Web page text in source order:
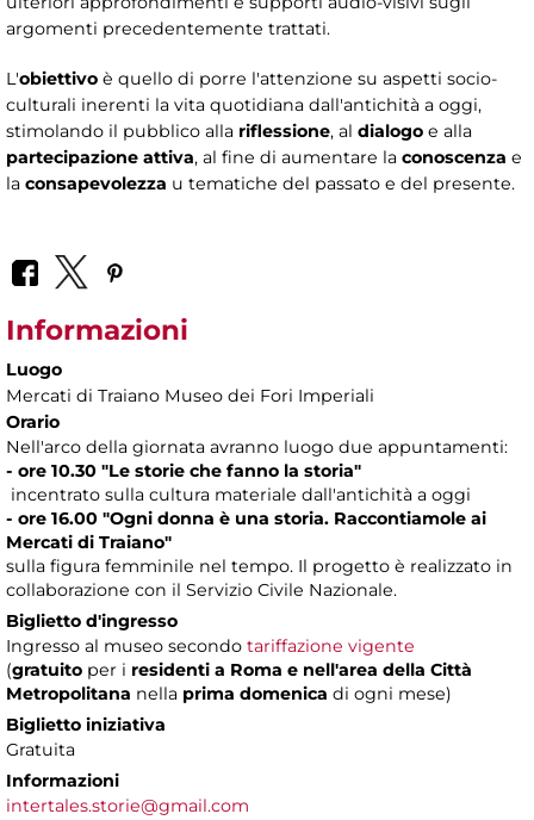
argomenti precedentemente trattati.
L'obiettivo è quello di porre l'attenzione su aspetti socio-
culturali inerenti la vita quotidiana dall'antichità a oggi,
stimolando il pubblico alla riflessione, al dialogo e alla
partecipazione attiva, al fine di aumentare la conoscenza e
la consapevolezza u tematiche del passato e del presente.
Informazioni
Luogo
Mercati di Traiano Museo dei Fori Imperiali
Orario
Nell'arco della giornata avranno luogo due appuntamenti:
- ore 10.30 "Le storie che fanno la storia"
incentrato sulla cultura materiale dall'antichità a oggi
- ore 16.00 "Ogni donna è una storia. Raccontiamole ai
Mercati di Traiano"
sulla figura femminile nel tempo. Il progetto è realizzato in
collaborazione con il Servizio Civile Nazionale.
Biglietto d'ingresso
Ingresso al museo secondo tariffazione vigente
(gratuito per i residenti a Roma e nell'area della Città
Metropolitana nella prima domenica di ogni mese)
Biglietto iniziativa
Gratuita
Informazioni
intertales.storie@gmail.com